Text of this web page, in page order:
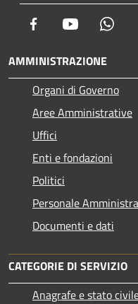
Facebook Youtube
AMMINISTRAZIONE
Organi di Governo
Aree Amministrative
Uffici
Enti e fondazioni
Politici
Personale
Documenti e dati
CATEGORIE DI SERVIZIO
Anagrafe e stato